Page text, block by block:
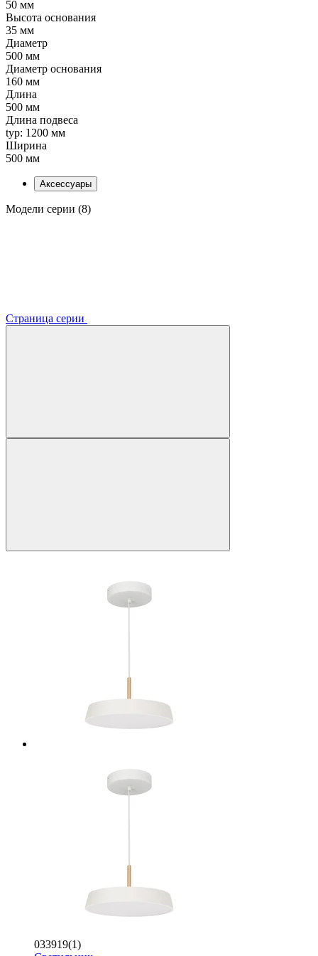
50 мм
Высота основания
35 мм
Диаметр
500 мм
Диаметр основания
160 мм
Длина
500 мм
Длина подвеса
typ: 1200 мм
Ширина
500 мм
Аксессуары
Модели серии (8)
Страница серии
033919(1)